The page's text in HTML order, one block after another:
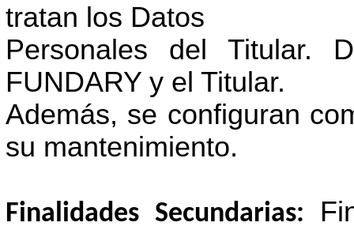
tratan los Datos
Personales del Titular.
FUNDARY y el Titular.
Además, se configuran
su mantenimiento.
Finalidades Secundarias: